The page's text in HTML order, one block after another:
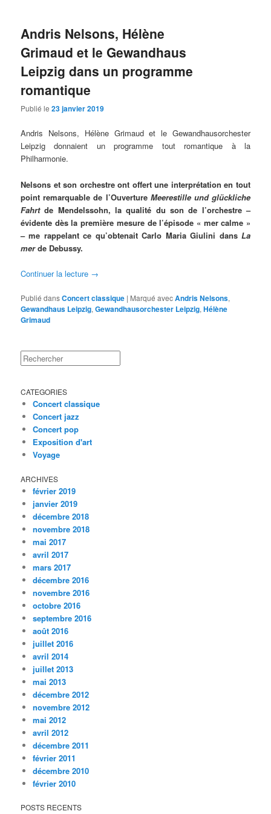
Andris Nelsons, Hélène
Grimaud et le Gewandhaus
Leipzig dans un programme
romantique
Publié le23 janvier 2019
Andris Nelsons, Hélène Grimaud et le Gewandhausorchester
Leipzig donnaient un programme tout romantique à la
Philharmonie.
Nelsons et son orchestre ont offert une interprétation en tout
point remarquable de l’Ouverture Meerestille und glückliche
Fahrtde Mendelssohn, la qualité du son de l’orchestre –
évidente dès la première mesure de l’épisode « mer calme »
– me rappelant ce qu’obtenait Carlo Maria Giulini dans La
merde Debussy.
Continuer la lecture →
Publié dansConcert classique | Marqué avecAndris Nelsons,
Gewandhaus Leipzig,Gewandhausorchester Leipzig,Hélène
Grimaud
Rechercher
CATEGORIES
Concert classique
Concert jazz
Concert pop
Exposition d'art
Voyage
ARCHIVES
février 2019
janvier 2019
décembre 2018
novembre 2018
mai 2017
avril 2017
mars 2017
décembre 2016
novembre 2016
octobre 2016
septembre 2016
août 2016
juillet 2016
avril 2014
juillet 2013
mai 2013
décembre 2012
novembre 2012
mai 2012
avril 2012
décembre 2011
février 2011
décembre 2010
février 2010
POSTS RECENTS